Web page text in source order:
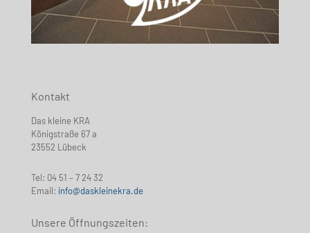
Kontakt
Das kleine KRA
Königstraße 67 a
23552 Lübeck
Tel: 04 51 – 7 24 32
Email: info@daskleinekra.de
Unsere Öffnungszeiten: